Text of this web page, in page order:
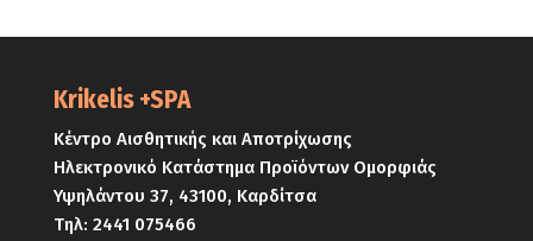
Krikelis +SPA
Κέντρο Αισθητικής και Αποτρίχωσης
Ηλεκτρονικό Κατάστημα Προϊόντων Ομορφιάς
Υψηλάντου 37, 43100, Καρδίτσα
Τηλ: 2441 075466